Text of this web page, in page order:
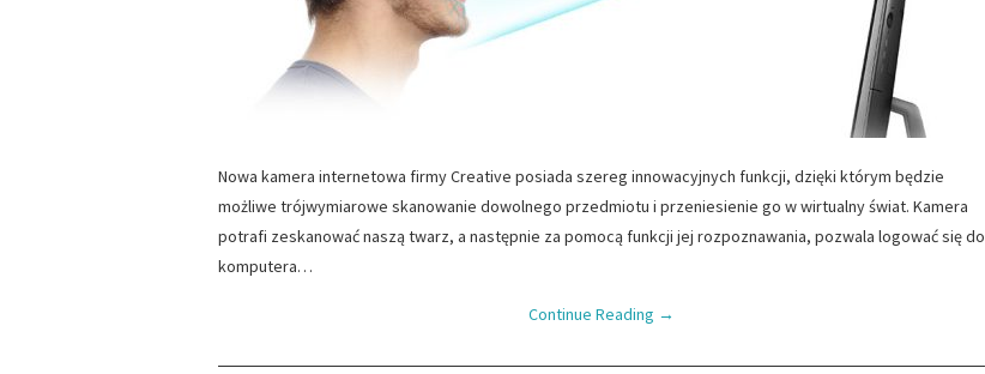
Nowa kamera internetowa firmy Creative posiada szereg innowacyjnych funkcji, dzięki którym będzie
możliwe trójwymiarowe skanowanie dowolnego przedmiotu i przeniesienie go w wirtualny świat. Kamera
potrafi zeskanować naszą twarz, a następnie za pomocą funkcji jej rozpoznawania, pozwala logować się do
komputera…
Continue Reading →